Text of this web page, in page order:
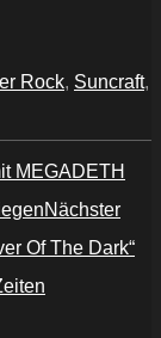
Rock, Suncraft,
MEGADETH
Nächster
Of The Dark“